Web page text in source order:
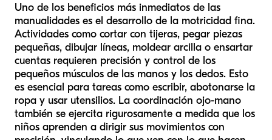
Uno de los beneficios más inmediatos de las
manualidades es el desarrollo de la motricidad fina.
Actividades como cortar con tijeras, pegar piezas
pequeñas, dibujar líneas, moldear arcilla o ensartar
cuentas requieren precisión y control de los
pequeños músculos de las manos y los dedos. Esto
es esencial para tareas como escribir, abotonarse la
ropa y usar utensilios. La coordinación ojo-mano
también se ejercita rigurosamente a medida que los
niños aprenden a dirigir sus movimientos con